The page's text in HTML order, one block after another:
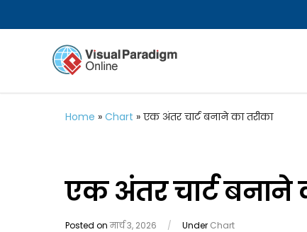
Home » Chart » एक अंतर चार्ट बनाने का तरीका
एक अंतर चार्ट बनाने
Posted onमार्च 3, 2026 / Under Chart